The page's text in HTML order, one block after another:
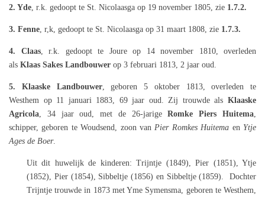
2. Yde, r.k. gedoopt te St. Nicolaasga op 19 november 1805, zie 1.7.2.
3. Fenne, r,k, gedoopt te St. Nicolaasga op 31 maart 1808, zie 1.7.3.
4. Claas, r.k. gedoopt te Joure op 14 november 1810, overleden
als Klaas Sakes Landbouwer op 3 februari 1813, 2 jaar oud.
5. Klaaske Landbouwer, geboren 5 oktober 1813, overleden te
Westhem op 11 januari 1883, 69 jaar oud. Zij trouwde als Klaaske
Agricola, 34 jaar oud, met de 26-jarige Romke Piers Huitema,
schipper, geboren te Woudsend, zoon van Pier Romkes Huitema en Ytje
Ages de Boer.
Uit dit huwelijk de kinderen: Trijntje (1849), Pier (1851), Ytje
(1852), Pier (1854), Sibbeltje (1856) en Sibbeltje (1859). Dochter
Trijntje trouwde in 1873 met Yme Symensma, geboren te Westhem,